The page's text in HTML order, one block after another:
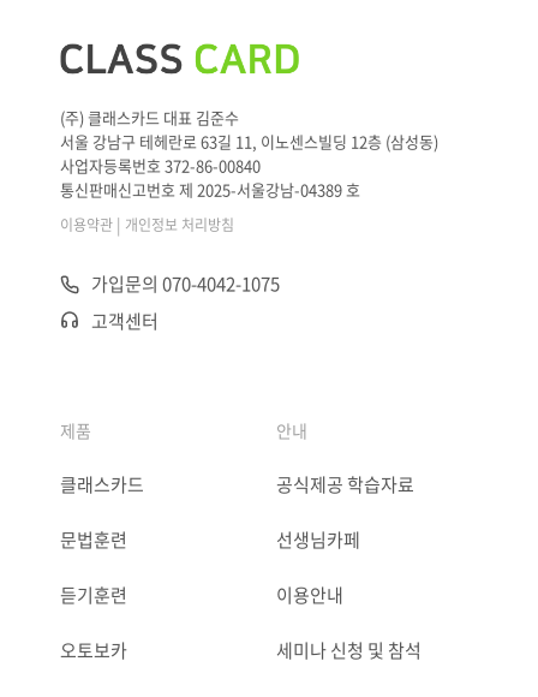
(주) 클래스카드 대표 김준수
서울 강남구 테헤란로 63길 11, 이노센스빌딩 12층 (삼성동)
사업자등록번호 372-86-00840
통신판매신고번호 제 2025-서울강남-04389 호
이용약관 | 개인정보 처리방침
가입문의 070-4042-1075
고객센터
제품
클래스카드
문법훈련
듣기훈련
오토보카
안내
공식제공 학습자료
선생님카페
이용안내
세미나 신청 및 참석